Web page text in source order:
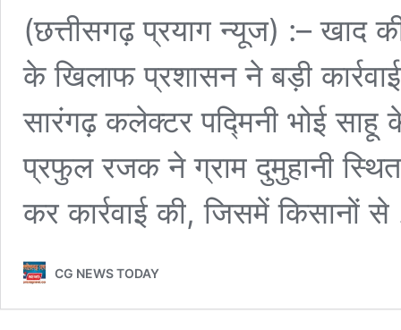
(छत्तीसगढ़ प्रयाग न्यूज) :– खाद
के खिलाफ प्रशासन ने बड़ी
सारंगढ़ कलेक्टर पद्मिनी भोई साहू
प्रफुल रजक ने ग्राम दुमुहानी
कर कार्रवाई की, जिसमें किसानों
CG NEWS TODAY